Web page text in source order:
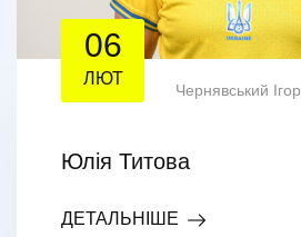
06
ЛЮТ
Чернявський Ігор
Юлія Титова
ДЕТАЛЬНІШЕ